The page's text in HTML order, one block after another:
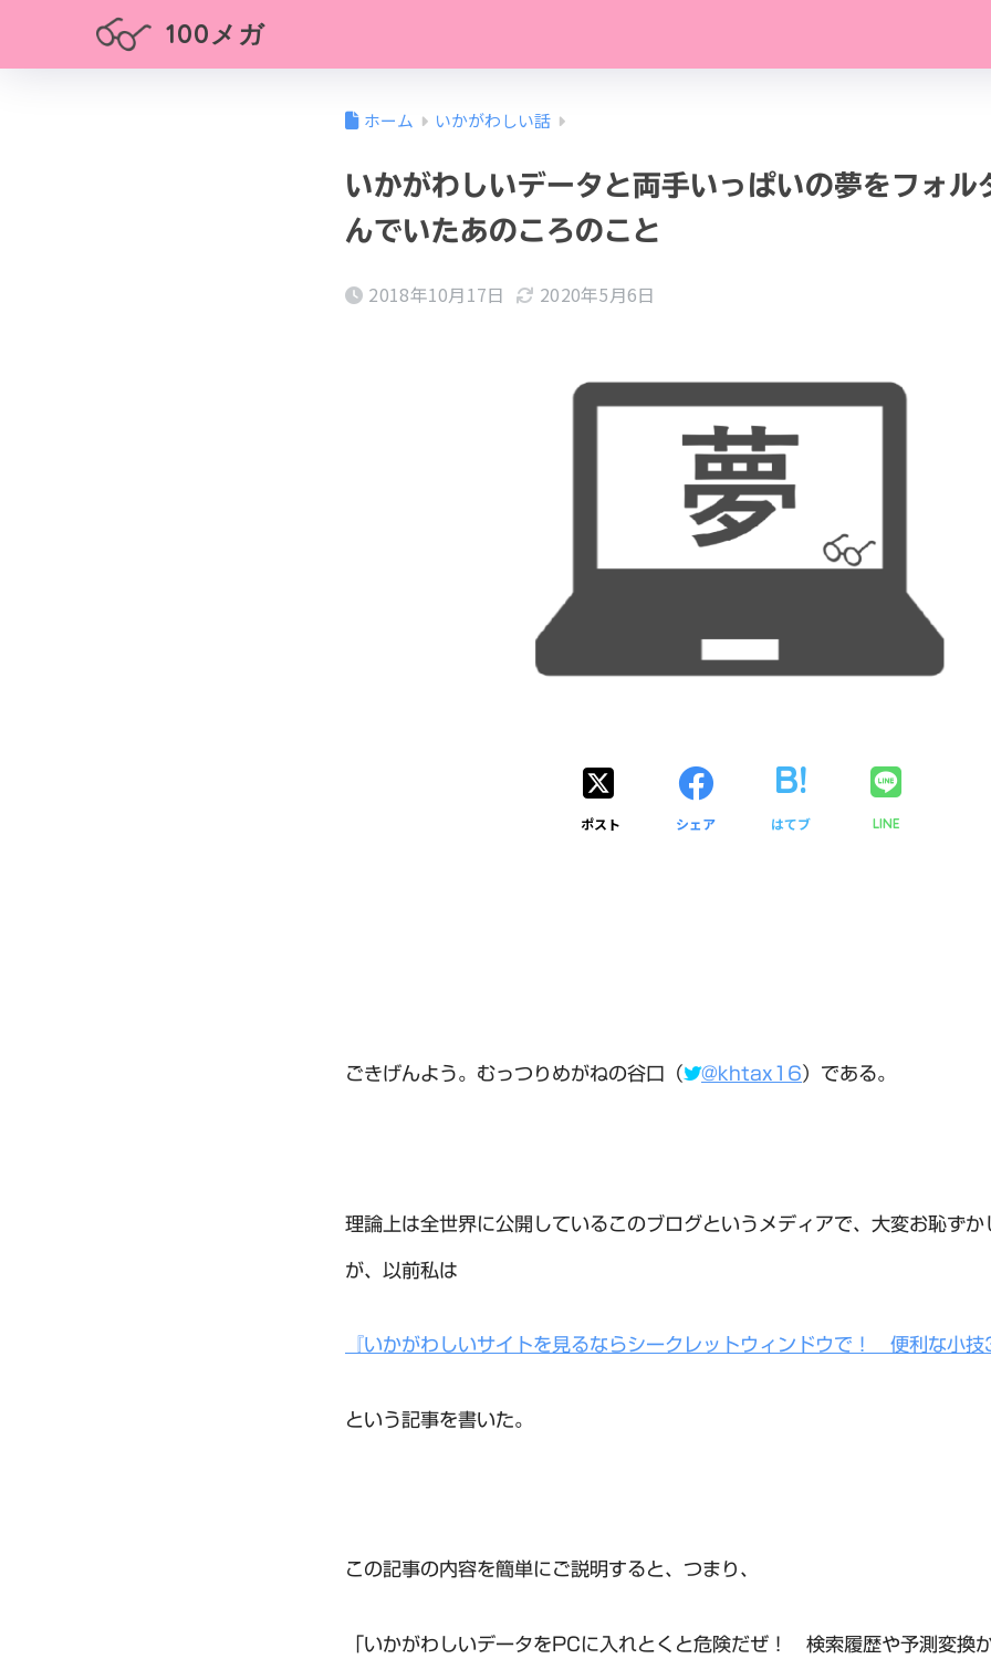
100メガ
ホーム いかがわしい話
いかがわしいデータと両手いっぱいの夢をフォル
んでいたあのころのこと
2018年10月17日 2020年5月6日
ポスト シェア はてブ LINE
ごきげんよう。むっつりめがねの谷口（ @khtax16）である。
理論上は全世界に公開しているこのブログというメディアで、大変お恥ずか
が、以前私は
『いかがわしいサイトを見るならシークレットウィンドウで！ 便利な小技
という記事を書いた。
この記事の内容を簡単にご説明すると、つまり、
「いかがわしいデータをPCに入れとくと危険だぜ！ 検索履歴や予測変換